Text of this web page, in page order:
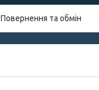
Повернення та обмін